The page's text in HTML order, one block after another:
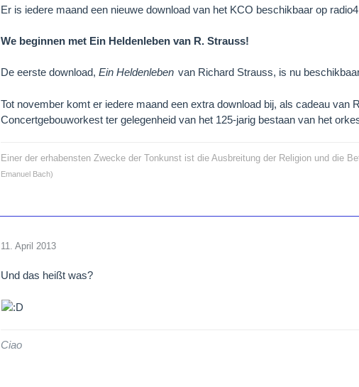
Er is iedere maand een nieuwe download van het KCO beschikbaar op
We beginnen met Ein Heldenleben van R. Strauss!
De eerste download,Ein Heldenleben van Richard Strauss, is nu
Tot november komt er iedere maand een extra download bij, als cadeau van
Concertgebouworkest ter gelegenheid van het 125-jarig bestaan van het
Einer der erhabensten Zwecke der Tonkunst ist die Ausbreitung der Religion und die
Emanuel Bach)
11. April 2013
Und das heißt was?
Ciao